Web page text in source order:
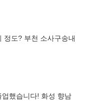
정도? 부천 소사구송내
했습니다! 화성 향남